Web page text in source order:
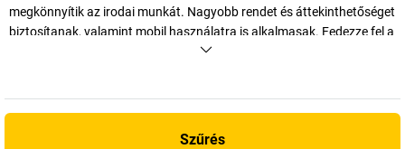
megkönnyítik az irodai munkát. Nagyobb rendet és áttekinthetőséget
biztosítanak, valamint mobil használatra is alkalmasak. Fedezze fel a
oldalán a különböző kivitelű irodai kocsikat – a krómozott
Szűrés